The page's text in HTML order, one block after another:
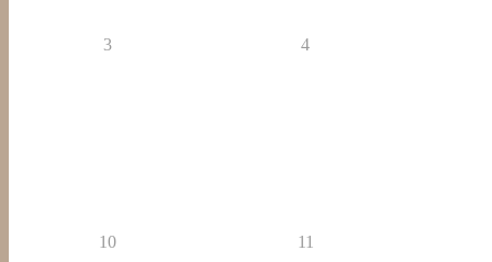
3 4
10 11